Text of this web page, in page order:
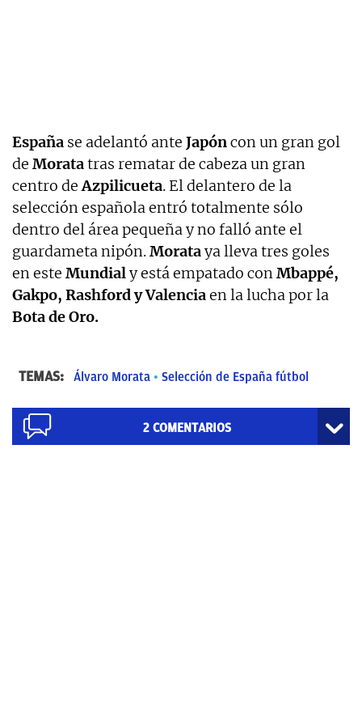
España se adelantó ante Japóncon un gran gol
de Moratatras rematar de cabeza un gran
centro deAzpilicueta. El delantero de la
selección española entró totalmente sólo
dentro del área pequeña y no falló ante el
guardameta nipón.Morataya lleva tres goles
en este Mundialy está empatado conMbappé,
Gakpo, Rashford y Valenciaen la lucha por la
Bota de Oro.
TEMAS: Álvaro Morata Selección de España fútbol
2 COMENTARIOS